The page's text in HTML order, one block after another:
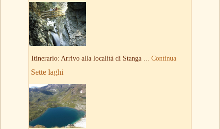
Itinerario: Arrivo alla località di Stanga ... Continua
Sette laghi